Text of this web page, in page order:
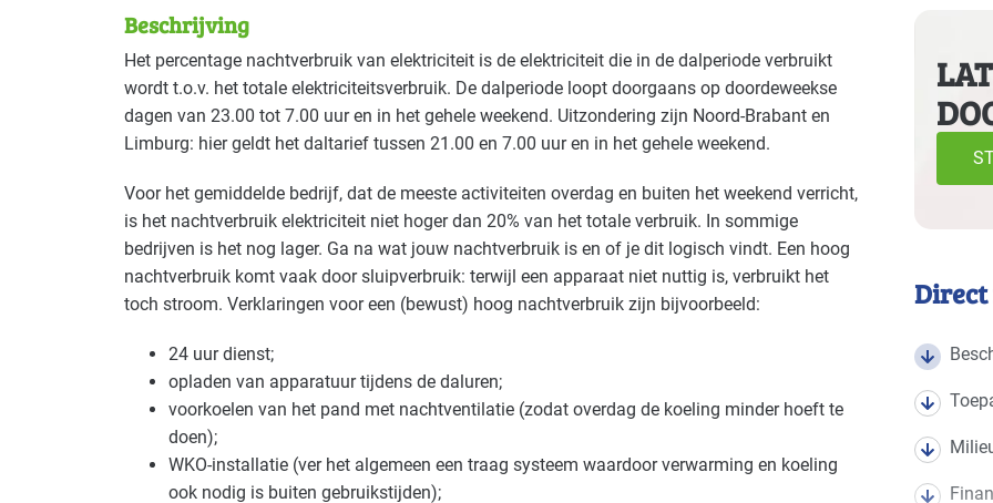
Deze maatregel is vaak toepasbaar in de volgende branches
Autobranche - garage en handel
Bouw - bouw/infra Gevorderd Bouw - gemeentewerven Gevorderd
Bouw - schilders en onderhoud Bouwmaterialen - beton
Cultuur - evenementen Gevorderd Cultuur - musea Gevorderd
Cultuur - podia Gevorderd Datacenters Gevorderd
Detailhandel - supermarkten
Handel en distributie Gevorderd Industrie - hout en meubel Gevorderd
Industrie - papier en karton(waren) Gevorderd Industrie - rubber en kunststof Gevorderd
Beschrijving
Het percentage nachtverbruik van elektriciteit is de elektriciteit die in de dalperiode verbruikt
wordt t.o.v. het totale elektriciteitsverbruik. De dalperiode loopt doorgaans op doordeweekse
dagen van 23.00 tot 7.00 uur en in het gehele weekend. Uitzondering zijn Noord-Brabant en
Limburg: hier geldt het daltarief tussen 21.00 en 7.00 uur en in het gehele weekend.
Voor het gemiddelde bedrijf, dat de meeste activiteiten overdag en buiten het weekend verricht,
is het nachtverbruik elektriciteit niet hoger dan 20% van het totale verbruik. In sommige
bedrijven is het nog lager. Ga na wat jouw nachtverbruik is en of je dit logisch vindt. Een hoog
nachtverbruik komt vaak door sluipverbruik: terwijl een apparaat niet nuttig is, verbruikt het
toch stroom. Verklaringen voor een (bewust) hoog nachtverbruik zijn bijvoorbeeld:
24 uur dienst;
opladen van apparatuur tijdens de daluren;
voorkoelen van het pand met nachtventilatie (zodat overdag de koeling minder hoeft te
doen);
WKO-installatie (ver het algemeen een traag systeem waardoor verwarming en koeling
ook nodig is buiten gebruikstijden);